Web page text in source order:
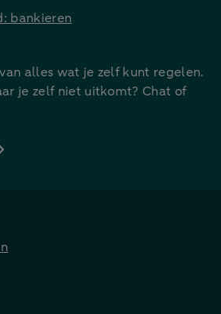
bankieren
alles wat je zelf kunt regelen.
je zelf niet uitkomt? Chat of